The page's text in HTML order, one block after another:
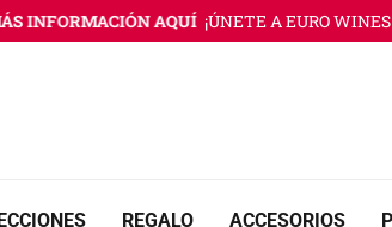
AQUÍ ¡ÚNETE A EURO WINES
REGALO ACCESORIOS